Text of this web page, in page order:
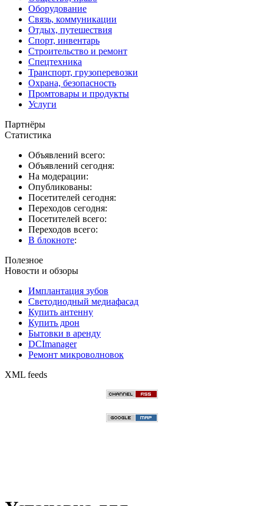
Оборудование
Связь, коммуникации
Отдых, путешествия
Спорт, инвентарь
Строительство и ремонт
Спецтехника
Транспорт, грузоперевозки
Охрана, безопасность
Промтовары и продукты
Услуги
Партнёры
Статистика
Объявлений всего:
Объявлений сегодня:
На модерации:
Опубликованы:
Посетителей сегодня:
Переходов сегодня:
Посетителей всего:
Переходов всего:
В блокноте:
Полезное
Новости и обзоры
Имплантация зубов
Светодиодный медиафасад
Купить антенну
Купить дрон
Бытовки в аренду
DCImanager
Ремонт микроволновок
XML feeds